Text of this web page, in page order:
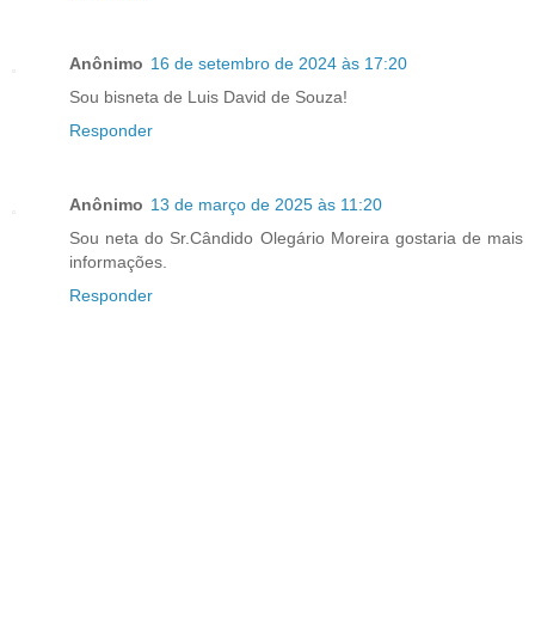
Anônimo 16 de setembro de 2024 às 17:20
Sou bisneta de Luis David de Souza!
Responder
Anônimo 13 de março de 2025 às 11:20
Sou neta do Sr.Cândido Olegário Moreira gostaria de mais
informações.
Responder